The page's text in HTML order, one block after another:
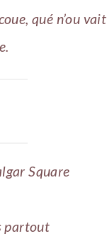
qué n’ou vait
Square
partout